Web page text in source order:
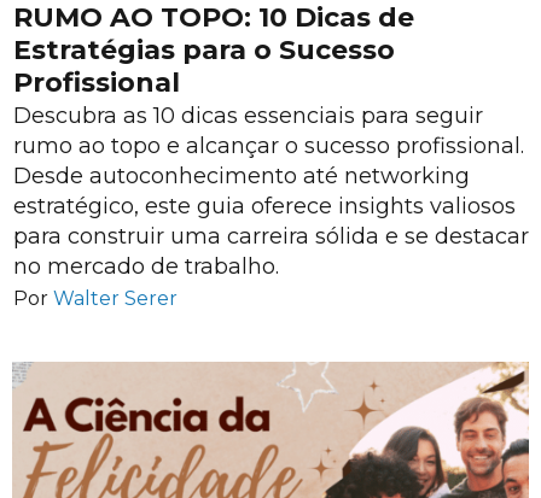
RUMO AO TOPO: 10 Dicas de
Estratégias para o Sucesso
Profissional
Descubra as 10 dicas essenciais para seguir
rumo ao topo e alcançar o sucesso profissional.
Desde autoconhecimento até networking
estratégico, este guia oferece insights valiosos
para construir uma carreira sólida e se destacar
no mercado de trabalho.
Por Walter Serer